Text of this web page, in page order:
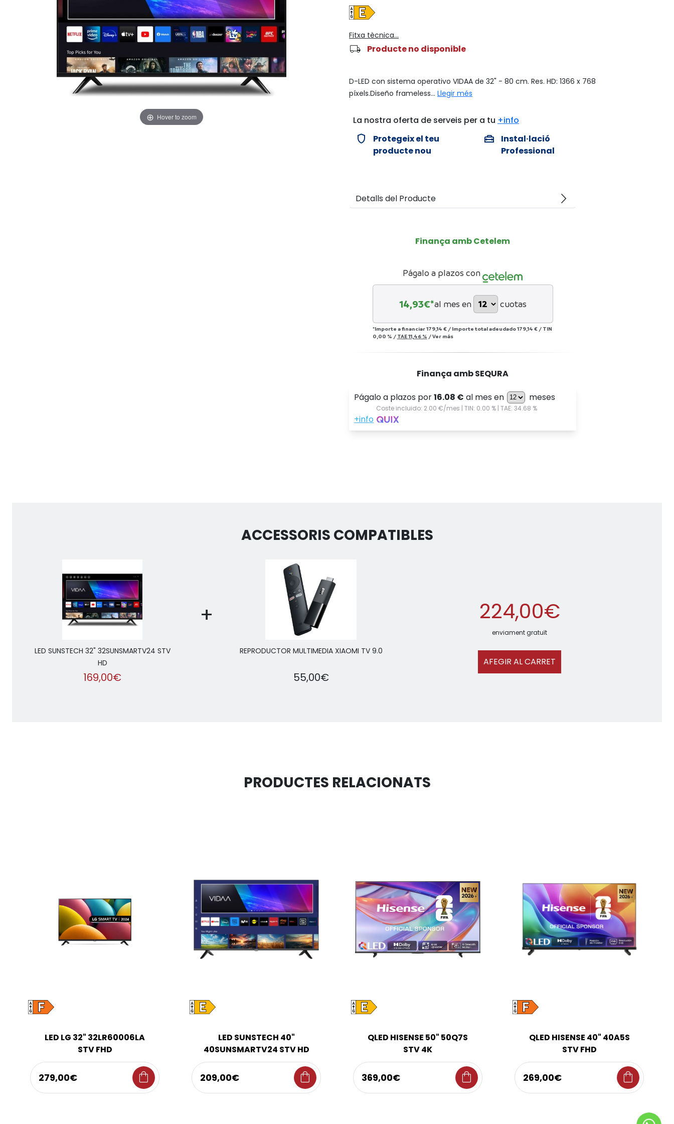
Hover to zoom
Fitxa tècnica...
local_shipping Producte no disponible
D-LED con sistema operativo VIDAA de 32" - 80 cm. Res. HD: 1366 x 768
píxels.Diseño frameless... Llegir més
La nostra oferta de serveis per a tu +info
verified_user
Protegeix el teu
producte nou
home_repair_service
Instal·lació
Professional
Detalls del Producte arrow_forward_ios
Finança amb Cetelem
Págalo a plazos con
14,93€*al mes en cuotas
*Importe a financiar179,14 € / Importe total adeudado179,14 €/ TIN
0,00 % / TAE11,46 % /Ver más
Finança amb SEQURA
ACCESSORIS COMPATIBLES
LED SUNSTECH 32" 32SUNSMARTV24 STV
HD
169,00€
+
REPRODUCTOR MULTIMEDIA XIAOMI TV 9.0
55,00€
224,00€
enviament gratuït
AFEGIR AL CARRET
PRODUCTES RELACIONATS
LED LG 32" 32LR60006LA
STV FHD
279,00€ shopping_bag
LED SUNSTECH 40"
40SUNSMARTV24 STV HD
209,00€ shopping_bag
QLED HISENSE 50" 50Q7S
STV 4K
369,00€ shopping_bag
QLED HISENSE 40" 40A5S
STV FHD
269,00€ shopping_bag